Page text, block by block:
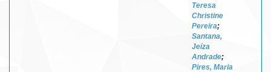
Teresa
Christine
Pereira;
Santana,
Jeíza
Andrade;
Pires, Maria